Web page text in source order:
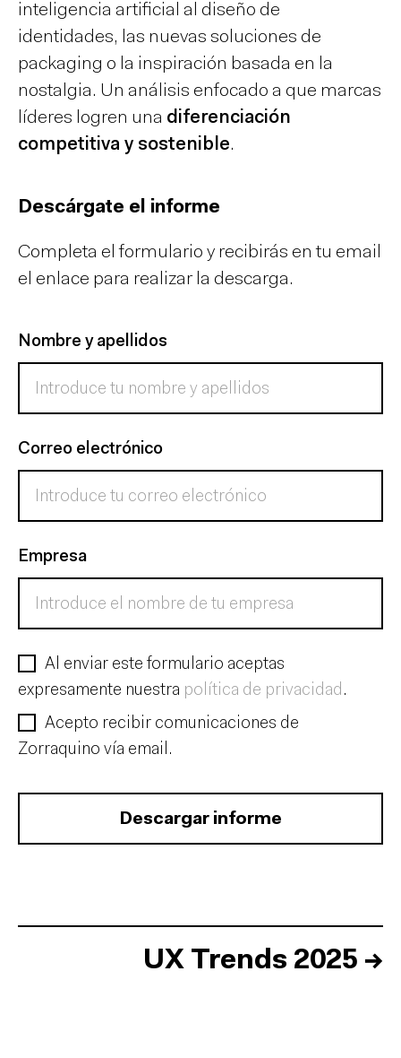
inteligencia artificial al diseño de
identidades, las nuevas soluciones de
packaging o la inspiración basada en la
nostalgia. Un análisis enfocado a que marcas
líderes logren una diferenciación
competitiva y sostenible.
Descárgate el informe
Completa el formulario y recibirás en tu email
el enlace para realizar la descarga.
Nombre y apellidos
Correo electrónico
Empresa
Al enviar este formulario aceptas
expresamente nuestra política de privacidad .
Acepto recibir comunicaciones de
Zorraquino vía email.
Descargar informe
UX Trends 2025 →